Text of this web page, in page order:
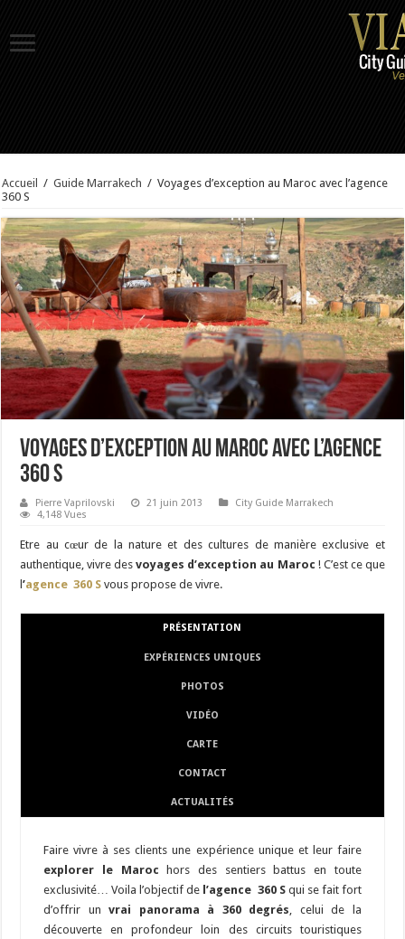
Accueil / Guide Marrakech / Voyages d’exception au Maroc avec l’agence
360 S
Voyages d’exception au Maroc avec l’agence
360 S
Pierre Vaprilovski 21 juin 2013
City Guide Marrakech
4,148 Vues
Etre au cœur de la nature et des cultures de manière exclusive et
authentique, vivre desvoyages d’exception au Maroc ! C’est ce que
l’agence 360 S vous propose de vivre.
PRÉSENTATION
EXPÉRIENCES UNIQUES
PHOTOS
VIDÉO
CARTE
CONTACT
ACTUALITÉS
Faire vivre à ses clients une expérience unique et leur faire
explorer le Maroc hors des sentiers battus en toute
exclusivité… Voila l’objectif de l’agence 360 Squi se fait fort
d’offrir unvrai panorama à 360 degrés , celui de la
découverte en profondeur loin des circuits touristiques